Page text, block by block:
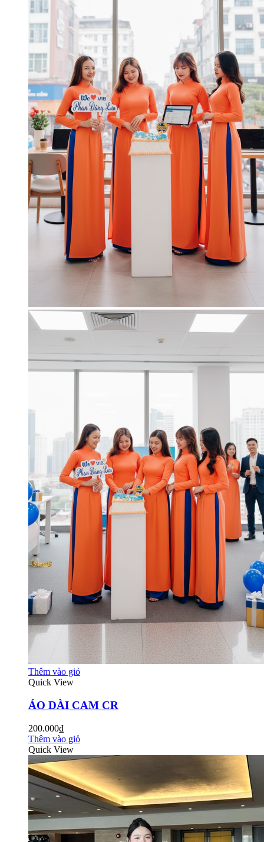
Thêm vào giỏ
Quick View
ÁO DÀI CAM CR
200.000₫
Thêm vào giỏ
Quick View